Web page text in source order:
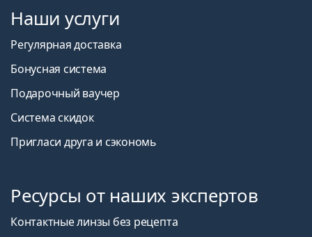
Наши услуги
Регулярная доставка
Бонусная система
Подарочный ваучер
Система скидок
Пригласи друга и сэкономь
Ресурсы от наших экспертов
Контактные линзы без рецепта